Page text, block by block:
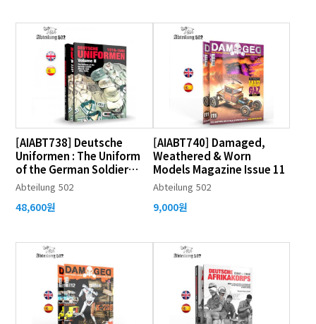
[AIABT738] Deutsche
Uniformen : The Uniform
of the German Soldier
(1919-1945) Vol.2
Abteilung 502
48,600원
[AIABT740] Damaged,
Weathered & Worn
Models Magazine Issue 11
Abteilung 502
9,000원